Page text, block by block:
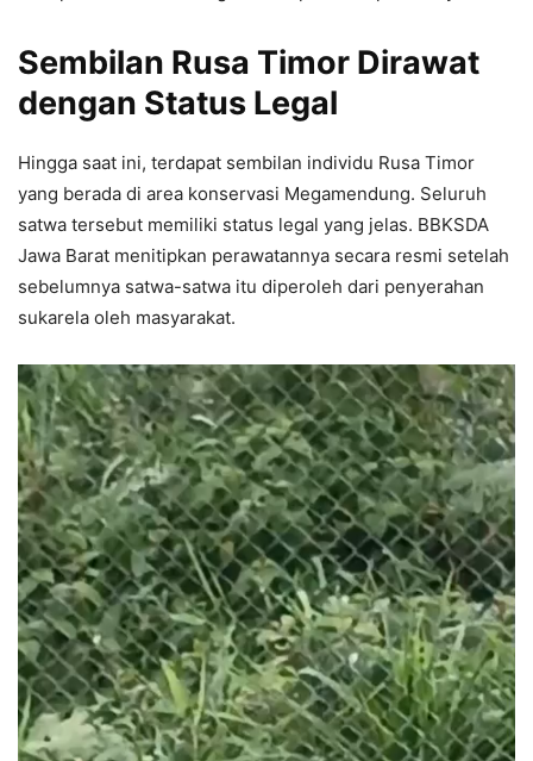
Sembilan Rusa Timor Dirawat
dengan Status Legal
Hingga saat ini, terdapat sembilan individu Rusa Timor
yang berada di area konservasi Megamendung. Seluruh
satwa tersebut memiliki status legal yang jelas. BBKSDA
Jawa Barat menitipkan perawatannya secara resmi setelah
sebelumnya satwa-satwa itu diperoleh dari penyerahan
sukarela oleh masyarakat.
Video
Player